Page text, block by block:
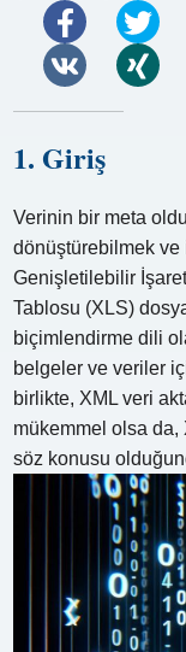
1. Giriş
Verinin bir meta
dönüştürebilmek
Genişletilebilir
Tablosu (XLS)
biçimlendirme dili
belgeler ve veriler
birlikte, XML veri
mükemmel olsa da,
söz konusu